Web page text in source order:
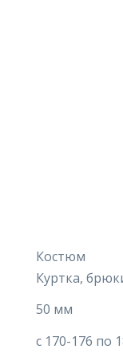
Костюм
Куртка,
50 мм
с 170-176 по